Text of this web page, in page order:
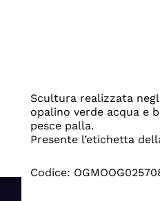
Scultura realizzata
opalino verde acqua e
pesce palla.
Presente l’etichetta
Codice: